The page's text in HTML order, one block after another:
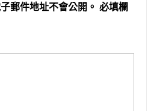
郵件地址不會公開。 必填欄